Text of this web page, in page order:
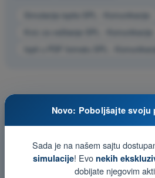
Simulacija ispita SPL - Komunikacije
Kviz za vežbanje SPL - Komunikacije
Novo: Poboljšajte svoju
Sada je na našem sajtu
simulacije! Evo nekih
dobijate njegovim